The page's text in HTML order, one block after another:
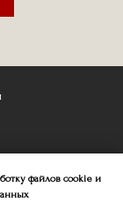
файлов cookie и